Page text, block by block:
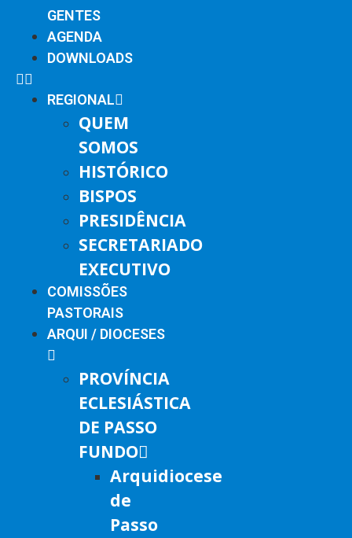
GENTES
AGENDA
DOWNLOADS
REGIONAL
QUEM
SOMOS
HISTÓRICO
BISPOS
PRESIDÊNCIA
SECRETARIADO
EXECUTIVO
COMISSÕES
PASTORAIS
ARQUI / DIOCESES
PROVÍNCIA
ECLESIÁSTICA
DE PASSO
FUNDO
Arquidiocese
de
Passo